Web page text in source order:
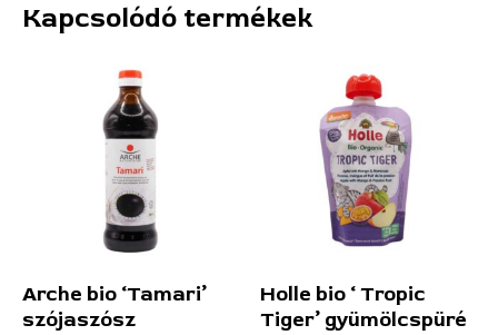
Kapcsolódó termékek
Arche bio ‘Tamari’
szójaszósz
Holle bio ‘ Tropic
Tiger’ gyümölcspüré